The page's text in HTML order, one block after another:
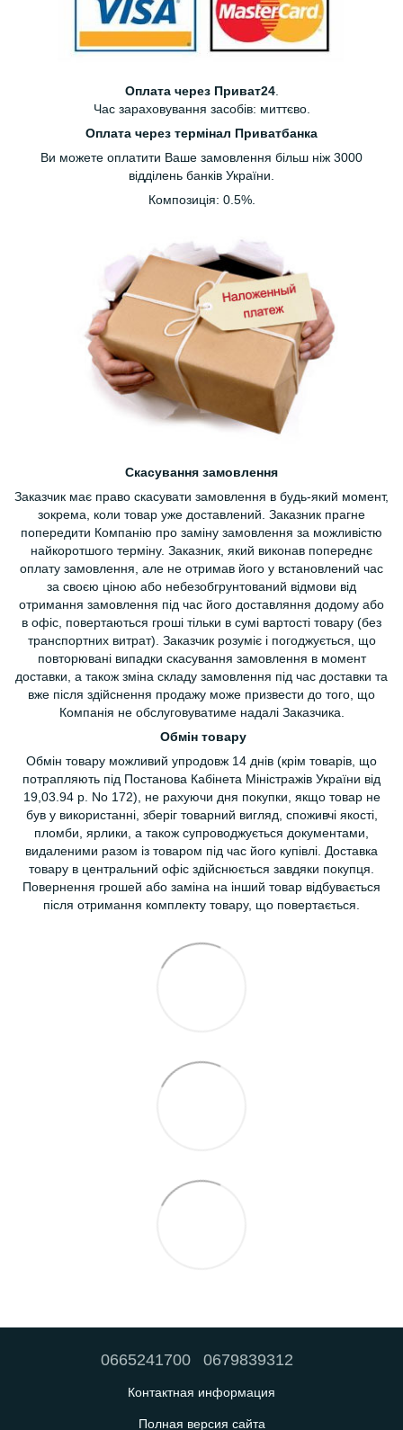
Оплата через Приват24.
Час зараховування засобів: миттєво.
Оплата через термінал Приватбанка
Ви можете оплатити Ваше замовлення більш ніж 3000
відділень банків України.
Композиція: 0.5%.
Скасування замовлення
Заказчик має право скасувати замовлення в будь-який момент,
зокрема, коли товар уже доставлений. Заказник прагне
попередити Компанію про заміну замовлення за можливістю
найкоротшого терміну. Заказник, який виконав попереднє
оплату замовлення, але не отримав його у встановлений час
за своєю ціною або небезобгрунтований відмови від
отримання замовлення під час його доставляння додому або
в офіс, повертаються гроші тільки в сумі вартості товару (без
транспортних витрат). Заказчик розуміє і погоджується, що
повторювані випадки скасування замовлення в момент
доставки, а також зміна складу замовлення під час доставки та
вже після здійснення продажу може призвести до того, що
Компанія не обслуговуватиме надалі Заказчика.
Обмін товару
Обмін товару можливий упродовж 14 днів (крім товарів, що
потрапляють під Постанова Кабінета Міністражів України від
19,03.94 р. No 172), не рахуючи дня покупки, якщо товар не
був у використанні, зберіг товарний вигляд, споживчі якості,
пломби, ярлики, а також супроводжується документами,
видаленими разом із товаром під час його купівлі. Доставка
товару в центральний офіс здійснюється завдяки покупця.
Повернення грошей або заміна на інший товар відбувається
після отримання комплекту товару, що повертається.
0665241700 0679839312
Контактная информация
Полная версия сайта